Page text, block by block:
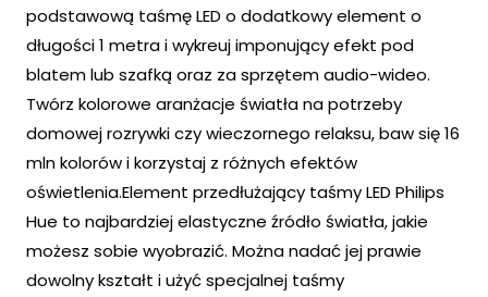
podstawową taśmę LED o dodatkowy element o
długości 1 metra i wykreuj imponujący efekt pod
blatem lub szafką oraz za sprzętem audio-wideo.
Twórz kolorowe aranżacje światła na potrzeby
domowej rozrywki czy wieczornego relaksu, baw się 16
mln kolorów i korzystaj z różnych efektów
oświetlenia.Element przedłużający taśmy LED Philips
Hue to najbardziej elastyczne źródło światła, jakie
możesz sobie wyobrazić. Można nadać jej prawie
dowolny kształt i użyć specjalnej taśmy